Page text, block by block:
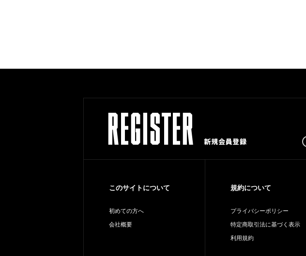
このサイトについて
初めての方へ
会社概要
規約について
プライバシーポリシー
特定商取引法に基づく表示
利用規約